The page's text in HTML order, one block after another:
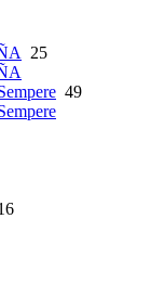
25
49